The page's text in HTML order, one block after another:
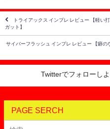
トライアックス インプレ レビュー 【軽い
ガット】
サイバーフラッシュ インプレ レビュー 【癖
Twitterでフォローしよ
PAGE SERCH